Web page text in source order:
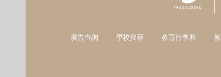
廣告查詢 學校搜尋 教育行事曆